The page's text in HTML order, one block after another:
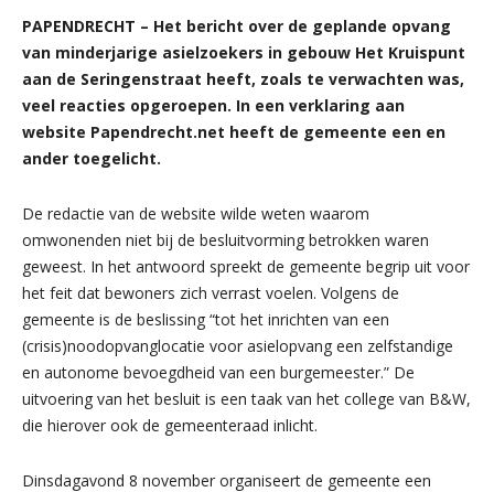
PAPENDRECHT – Het bericht over de geplande opvang
van minderjarige asielzoekers in gebouw Het Kruispunt
aan de Seringenstraat heeft, zoals te verwachten was,
veel reacties opgeroepen. In een verklaring aan
website Papendrecht.net heeft de gemeente een en
ander toegelicht.
De redactie van de website wilde weten waarom
omwonenden niet bij de besluitvorming betrokken waren
geweest. In het antwoord spreekt de gemeente begrip uit voor
het feit dat bewoners zich verrast voelen. Volgens de
gemeente is de beslissing “tot het inrichten van een
(crisis)noodopvanglocatie voor asielopvang een zelfstandige
en autonome bevoegdheid van een burgemeester.” De
uitvoering van het besluit is een taak van het college van B&W,
die hierover ook de gemeenteraad inlicht.
Dinsdagavond 8 november organiseert de gemeente een